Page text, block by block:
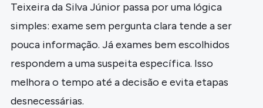
Teixeira da Silva Júnior passa por uma lógica
simples: exame sem pergunta clara tende a ser
pouca informação. Já exames bem escolhidos
respondem a uma suspeita específica. Isso
melhora o tempo até a decisão e evita etapas
desnecessárias.